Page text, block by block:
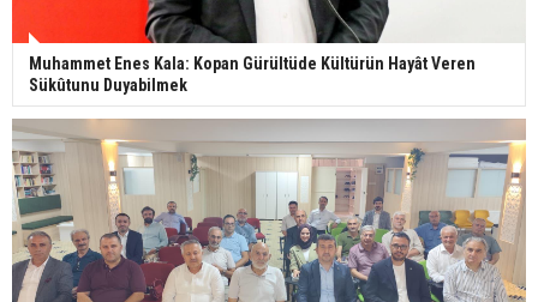
Muhammet Enes Kala: Kopan Gürültüde Kültürün Hayât Veren
Sükûtunu Duyabilmek